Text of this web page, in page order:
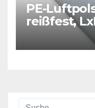
PE-
reißfest,
mm,
Folie,